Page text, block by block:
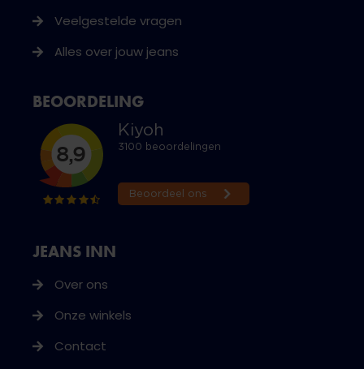
JEANS INN
Over ons
Onze winkels
Contact
Veelgestelde vragen
Alles over jouw jeans
BEOORDELING